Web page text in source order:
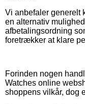
Vi anbefaler generelt
en alternativ
afbetalingsordning
foretrækker at klare
Forinden nogen
Watches online
shoppens vilkår, dog